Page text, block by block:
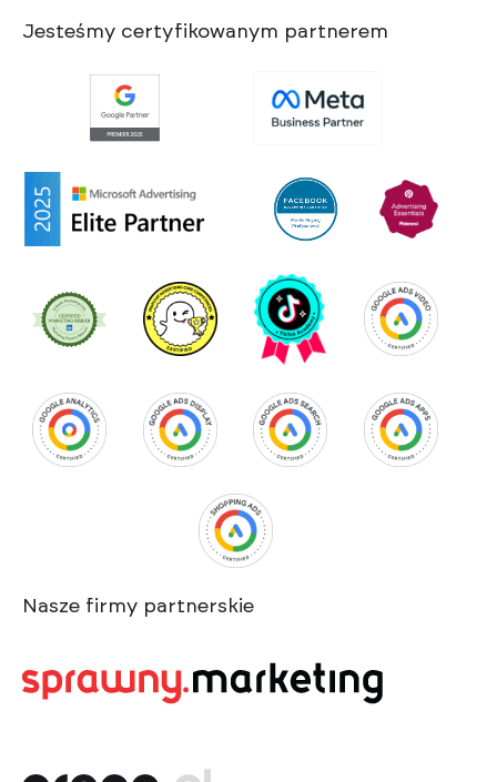
Jesteśmy certyfikowanym partnerem
Nasze firmy partnerskie